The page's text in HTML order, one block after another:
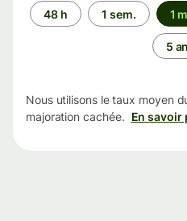
Période
48 h 1 sem. 1
5
Nous utilisons le taux moyen
majoration cachée. En savoir